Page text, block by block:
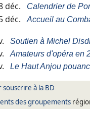
déc. Calendrier de
déc. Accueil au
Soutien à Michel
Amateurs d'opéra en
Le Haut Anjou
à la BD
des groupements